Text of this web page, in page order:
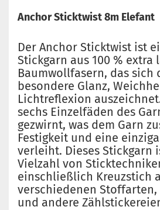
Anchor Sticktwist 8m Elefant
Der Anchor Sticktwist ist
Stickgarn aus 100 % extra
Baumwollfasern, das sich
besondere Glanz,
Lichtreflexion
sechs Einzelfäden des
gezwirnt, was dem Garn
Festigkeit und eine
verleiht. Dieses Stickgarn
Vielzahl von
einschließlich Kreuzstich
verschiedenen Stoffarten,
und andere